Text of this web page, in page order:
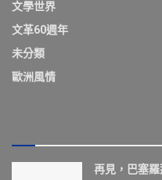
文學世界
文革60週年
未分類
歐洲風情
再見，巴塞羅